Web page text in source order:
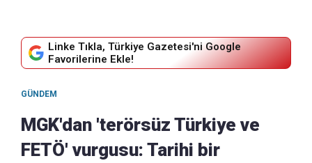
Linke Tıkla, Türkiye Gazetesi'ni Google
Favorilerine Ekle!
GÜNDEM
MGK'dan 'terörsüz Türkiye ve
FETÖ' vurgusu: Tarihi bir